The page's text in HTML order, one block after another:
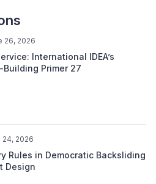
26, 2026
International IDEA’s
Primer 27
24, 2026
Rules in Democratic Backsliding
Design